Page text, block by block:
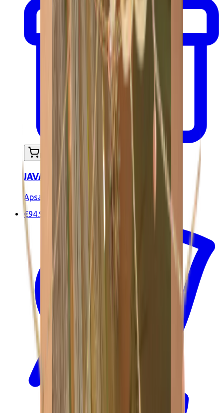
JAVA lichaamsketen
Apsara Jewels
€94.90